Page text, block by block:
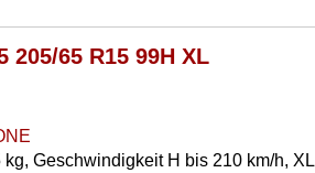
65 R15 99H XL
kg, Geschwindigkeit H bis 210 km/h, XL